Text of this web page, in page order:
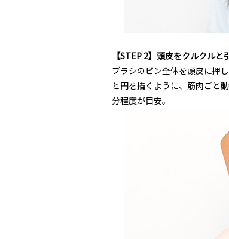
【STEP 2】頭皮をクルクルと
ブラシのピン全体を頭皮に押
と円を描くように、筋肉ごと
分程度が目安。